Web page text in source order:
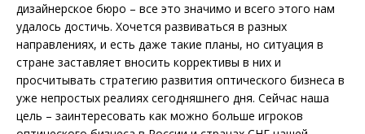
дизайнерское бюро – все это значимо и всего этого нам
удалось достичь. Хочется развиваться в разных
направлениях, и есть даже такие планы, но ситуация в
стране заставляет вносить коррективы в них и
просчитывать стратегию развития оптического бизнеса в
уже непростых реалиях сегодняшнего дня. Сейчас наша
цель – заинтересовать как можно больше игроков